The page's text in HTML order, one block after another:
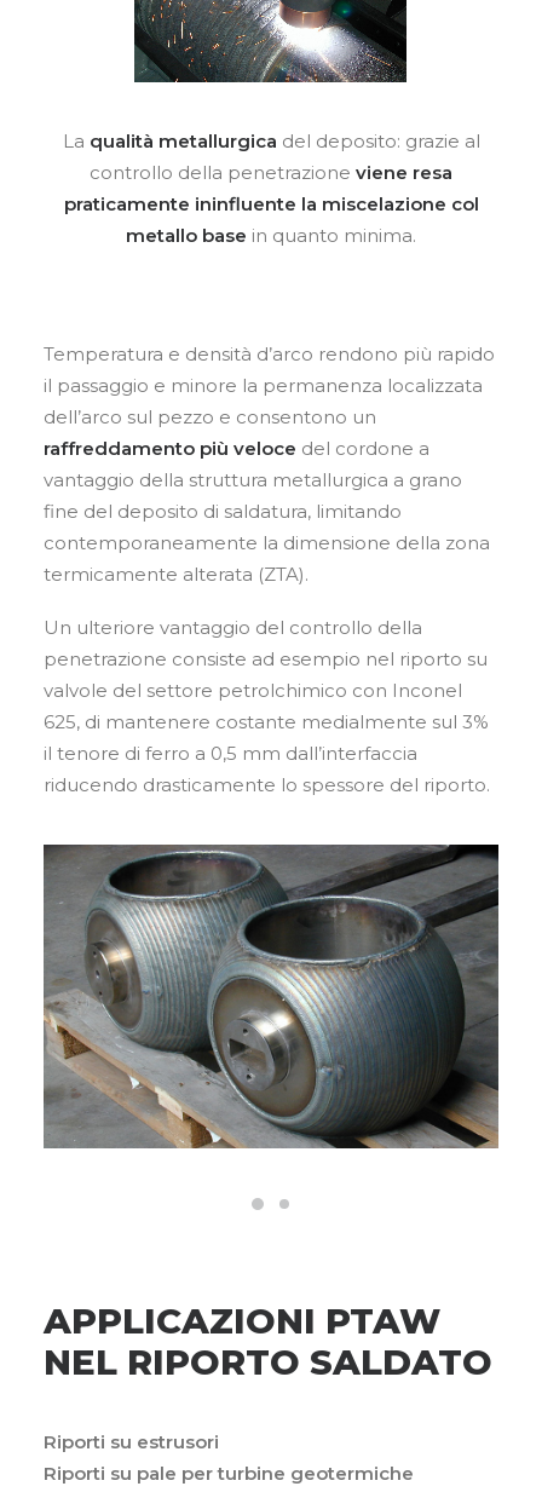
La qualità metallurgica del deposito: grazie al
controllo della penetrazione viene resa
praticamente ininfluente la miscelazione col
metallo base in quanto minima.
Temperatura e densità d’arco rendono più rapido
il passaggio e minore la permanenza localizzata
dell’arco sul pezzo e consentono un
raffreddamento più veloce del cordone a
vantaggio della struttura metallurgica a grano
fine del deposito di saldatura, limitando
contemporaneamente la dimensione della zona
termicamente alterata (ZTA).
Un ulteriore vantaggio del controllo della
penetrazione consiste ad esempio nel riporto su
valvole del settore petrolchimico con Inconel
625, di mantenere costante medialmente sul 3%
il tenore di ferro a 0,5 mm dall’interfaccia
riducendo drasticamente lo spessore del riporto.
APPLICAZIONI PTAW
NEL RIPORTO SALDATO
Riporti su estrusori
Riporti su pale per turbine geotermiche